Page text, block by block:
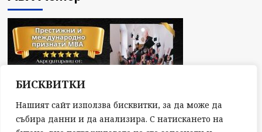
БИСКВИТКИ
Нашият сайт използва бисквитки, за да може да
събира данни и да анализира. С натискането на